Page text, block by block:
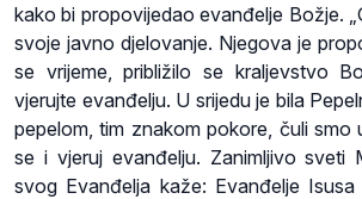
kako bi propovijedao evanđelje Božje.
svoje javno djelovanje. Njegova je
se vrijeme, približilo se kraljevstvo
vjerujte evanđelju. U srijedu je bila
pepelom, tim znakom pokore, čuli smo
se i vjeruj evanđelju. Zanimljivo sveti
svog Evanđelja kaže: Evanđelje